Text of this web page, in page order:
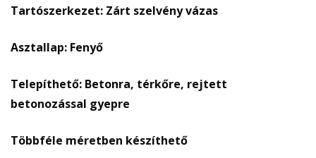
Tartószerkezet: Zárt szelvény vázas
Asztallap: Fenyő
Telepíthető: Betonra, térkőre, rejtett
betonozással gyepre
Többféle méretben készíthető